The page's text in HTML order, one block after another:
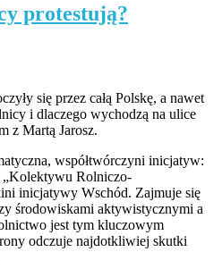
protestują?
się przez całą Polskę, a nawet
i dlaczego wychodzą na ulice
z Martą Jarosz.
współtwórczyni inicjatyw:
Rolniczo-
inicjatywy Wschód. Zajmuje się
środowiskami aktywistycznymi a
jest tym kluczowym
odczuje najdotkliwiej skutki